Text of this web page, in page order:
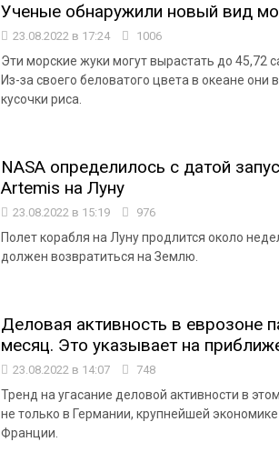
Ученые обнаружили новый вид
23.08.2022 в 17:24 1006
Эти морские жуки могут вырастать до 45,72
Из-за своего беловатого цвета в океане они
кусочки риса.
NASA определилось с датой
Artemis на Луну
23.08.2022 в 15:19 976
Полет корабля на Луну продлится около
должен возвратиться на Землю.
Деловая активность в еврозоне
месяц. Это указывает на
23.08.2022 в 14:07 748
Тренд на угасание деловой активности в
не только в Германии, крупнейшей
Франции.